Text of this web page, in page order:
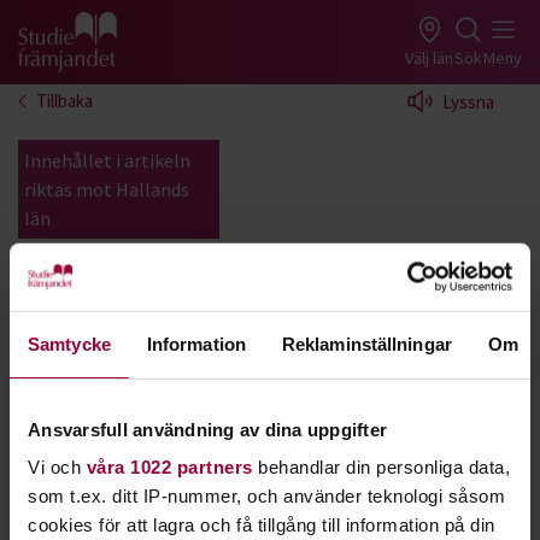
Samtycke Information Reklaminställningar Om
Ansvarsfull användning av dina uppgifter
Vi och våra 1022 partners behandlar din personliga data,
som t.ex. ditt IP-nummer, och använder teknologi såsom
cookies för att lagra och få tillgång till information på din
Gå till studiefrämjandets startsida Välj länSökMeny
Tillbaka Lyssna
Innehållet i artikeln
riktas mot Hallands
län
Fåglar
Är du intresserad av fåglar- då är
Studiefrämjandet det perfekta valet. Vi
Varberg
Falkenberg ochHalmstad